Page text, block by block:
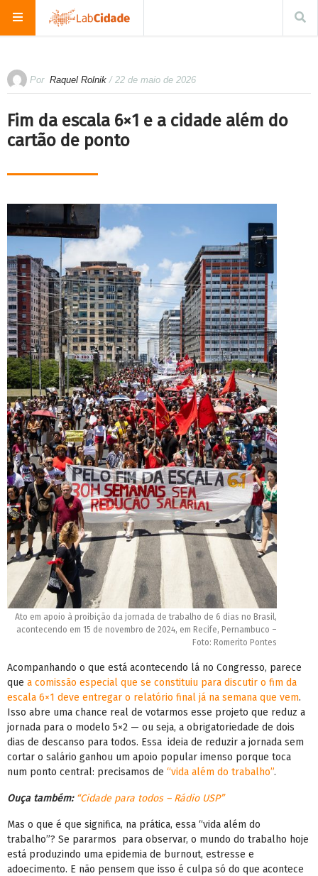
Por Raquel Rolnik / 22 de maio de 2026
Fim da escala 6×1 e a cidade além do
cartão de ponto
Ato em apoio à proibição da jornada de trabalho de 6 dias no Brasil,
acontecendo em 15 de novembro de 2024, em Recife, Pernambuco –
Foto: Romerito Pontes
Acompanhando o que está acontecendo lá no Congresso, parece
que a comissão especial que se constituiu para discutir o fim da
escala 6×1 deve entregar o relatório final já na semana que vem.
Isso abre uma chance real de votarmos esse projeto que reduz a
jornada para o modelo 5×2 — ou seja, a obrigatoriedade de dois
dias de descanso para todos. Essa ideia de reduzir a jornada sem
cortar o salário ganhou um apoio popular imenso porque toca
num ponto central: precisamos de “vida além do trabalho”.
Ouça também: “Cidade para todos – Rádio USP”
Mas o que é que significa, na prática, essa “vida além do
trabalho”? Se pararmos para observar, o mundo do trabalho hoje
está produzindo uma epidemia de burnout, estresse e
adoecimento. E não pensem que isso é culpa só do que acontece